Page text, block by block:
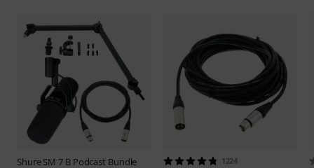
ShureSM 7 B Podcast Bundle 1224